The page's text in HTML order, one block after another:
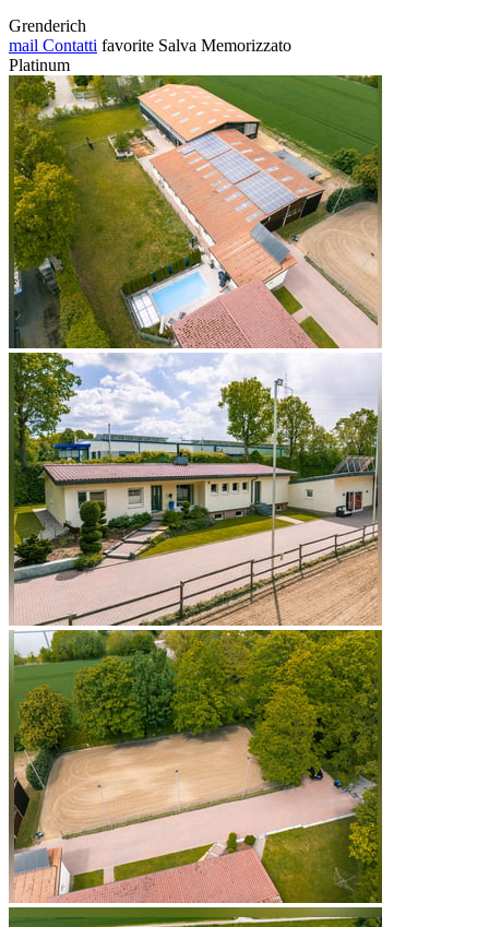
Grenderich
mail Contatti favorite Salva Memorizzato
Platinum